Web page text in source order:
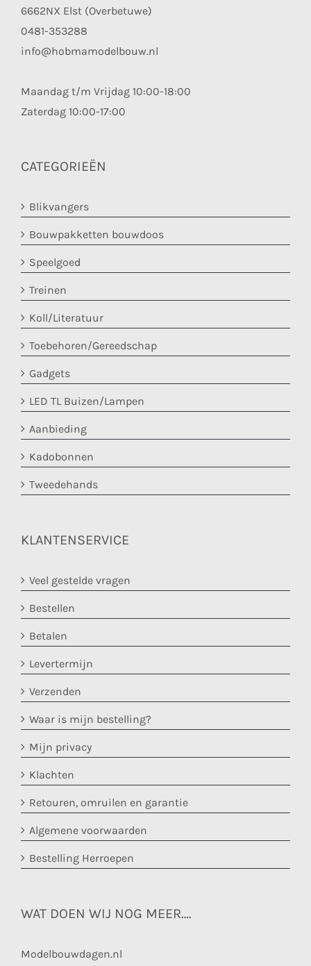
6662NX Elst (Overbetuwe)
0481-353288
info@hobmamodelbouw.nl
Maandag t/m Vrijdag 10:00-18:00
Zaterdag 10:00-17:00
CATEGORIEËN
Blikvangers
Bouwpakketten bouwdoos
Speelgoed
Treinen
Koll/Literatuur
Toebehoren/Gereedschap
Gadgets
LED TL Buizen/Lampen
Aanbieding
Kadobonnen
Tweedehands
KLANTENSERVICE
Veel gestelde vragen
Bestellen
Betalen
Levertermijn
Verzenden
Waar is mijn bestelling?
Mijn privacy
Klachten
Retouren, omruilen en garantie
Algemene voorwaarden
Bestelling Herroepen
WAT DOEN WIJ NOG MEER….
Modelbouwdagen.nl